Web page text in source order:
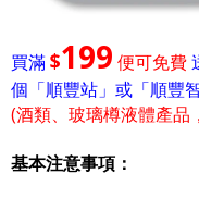
買滿$199 便可免費
個「順豐站」或「順豐
(酒類、玻璃樽液體產品
基本注意事項：